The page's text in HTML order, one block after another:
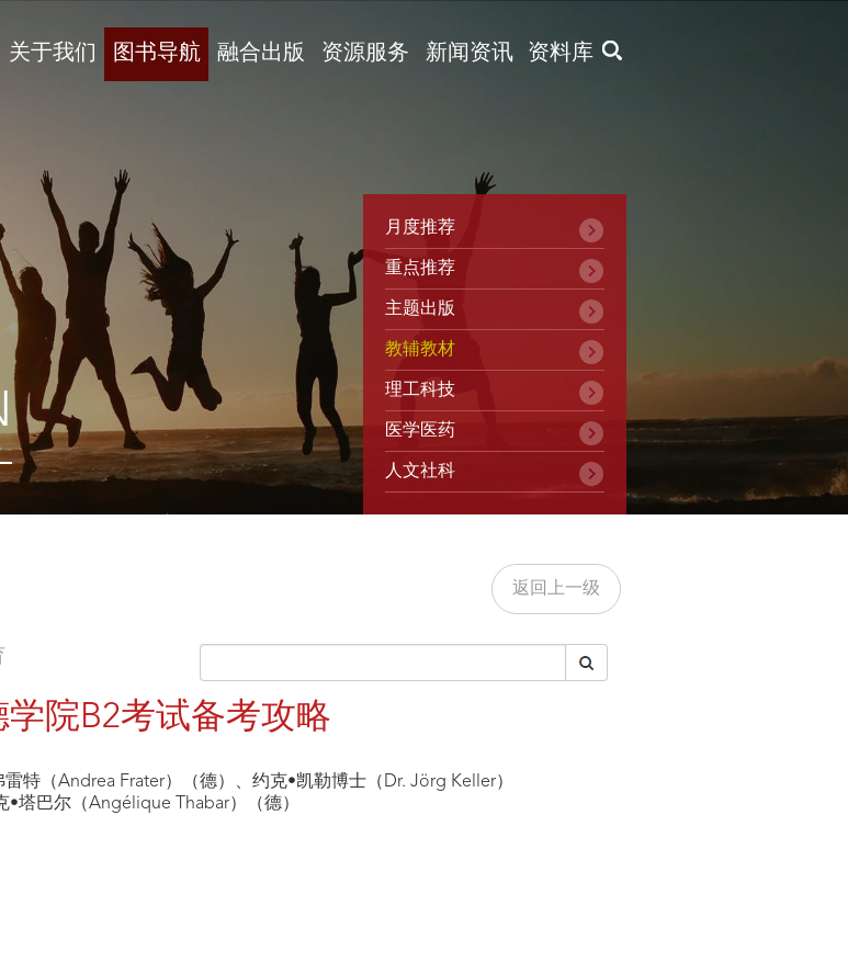
X
关于我们 图书导航 融合出版 资源服务 新闻资讯 资料库
月度推荐
重点推荐
主题出版
教辅教材
理工科技
医学医药
人文社科
返回上一级
院B2考试备考攻略
特（Andrea Frater）（德）、约克•凯勒博士（Dr. Jörg Keller）
•塔巴尔（Angélique Thabar）（德）